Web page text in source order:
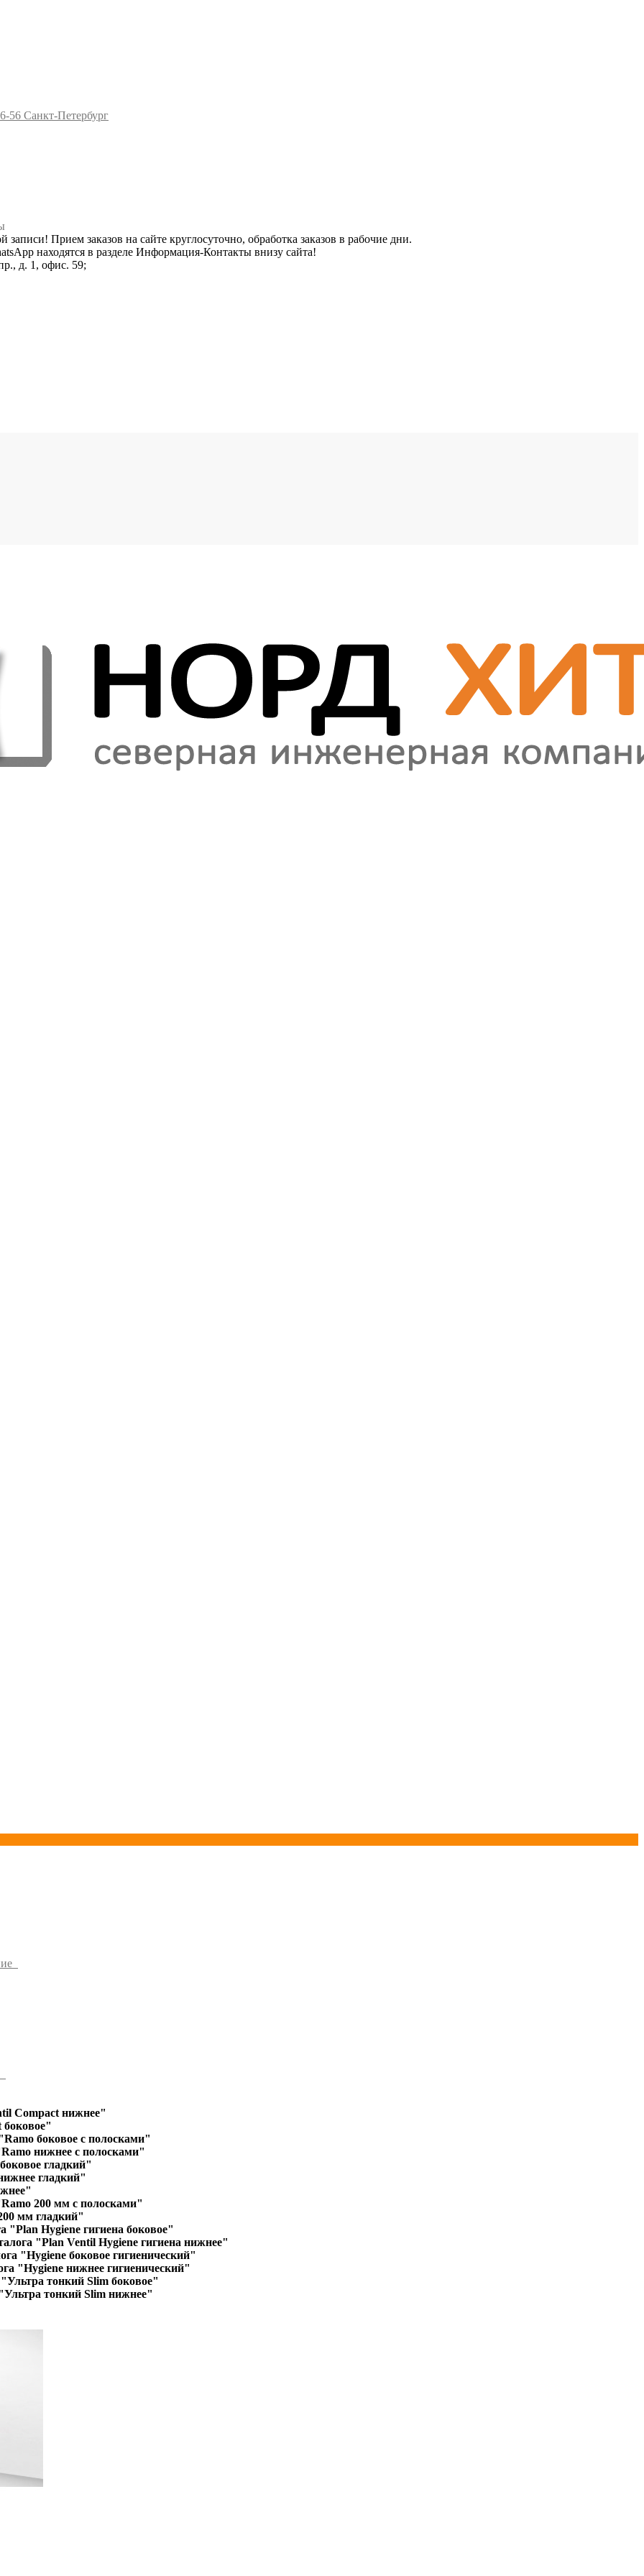
56 Санкт-Петербург
Прием заказов на сайте круглосуточно, обработка заказов в рабочие дни.
находятся в разделе Информация-Контакты внизу сайта!
д. 1, офис. 59;
Compact нижнее"
боковое"
боковое с полосками"
нижнее с полосками"
гладкий"
гладкий"
200 мм с полосками"
мм гладкий"
"Plan Hygiene гигиена боковое"
"Plan Ventil Hygiene гигиена нижнее"
"Hygiene боковое гигиенический"
"Hygiene нижнее гигиенический"
тонкий Slim боковое"
тонкий Slim нижнее"